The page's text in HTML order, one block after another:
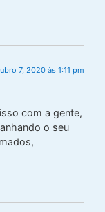
7, 2020 às 1:11 pm
com a gente,
o seu